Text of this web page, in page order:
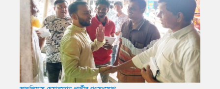
সরবরাহের দাবিতে মানববন্ধন
আশুলিয়ায় বিকাশের ২ কোটি ৩৫ লাখ টাকা আত্মসাৎ করে
ভারতে পালানোর চেষ্টা, গ্রেপ্তার ২